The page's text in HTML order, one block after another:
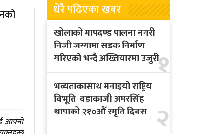
आफ्नो
धेरै पढिएका खबर
१
खोलाको मापदण्ड पालना नगरी
निजी जग्गामा सडक निर्माण
गरिएको भन्दै अख्तियारमा उजुरी
२
भव्यताकासाथ मनाइयो राष्ट्रिय
विभूति वडाकाजी अमरसिंह
थापाको २१०औँ स्मृति दिवस